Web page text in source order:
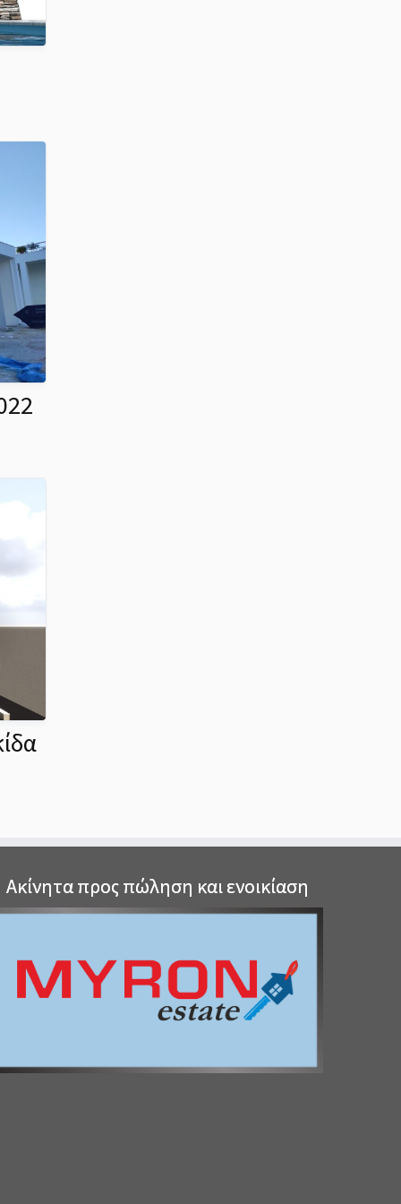
Ακίνητα προς πώληση και ενοικίαση